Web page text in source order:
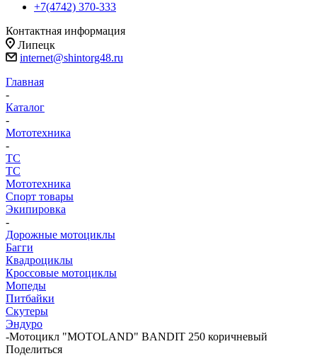
+7(4742) 370-333
Контактная информация
Липецк
internet@shintorg48.ru
Главная
-
Каталог
-
Мототехника
-
ТС
ТС
Мототехника
Спорт товары
Экипировка
-
Дорожные мотоциклы
Багги
Квадроциклы
Кроссовые мотоциклы
Мопеды
Питбайки
Скутеры
Эндуро
-Мотоцикл "MOTOLAND" BANDIT 250 коричневый
Поделиться